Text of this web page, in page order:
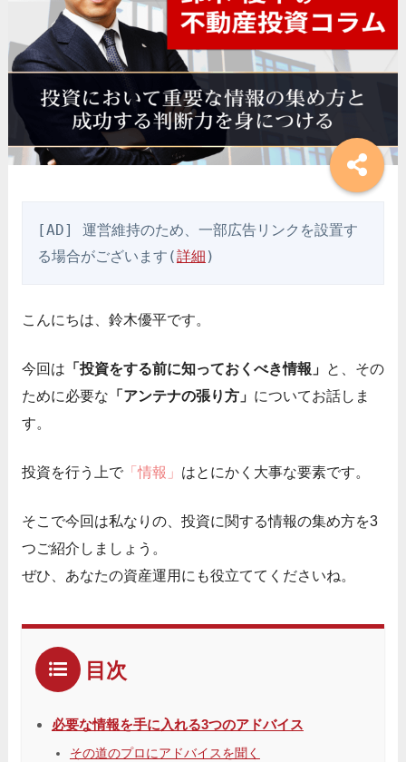
[AD] 運営維持のため、一部広告リンクを設置す
る場合がございます(詳細 )
こんにちは、鈴木優平です。
今回は 「投資をする前に知っておくべき情報」 と、その
ために必要な 「アンテナの張り方」 についてお話しま
す。
投資を行う上で「情報」 はとにかく大事な要素です。
そこで今回は私なりの、投資に関する情報の集め方を3
つご紹介しましょう。
ぜひ、あなたの資産運用にも役立ててくださいね。
目次
必要な情報を手に入れる3つのアドバイス
その道のプロにアドバイスを聞く